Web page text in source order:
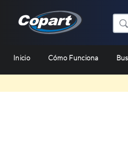
Inicio Cómo Funciona